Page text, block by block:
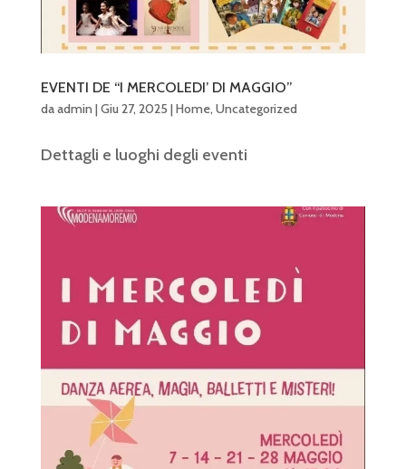
EVENTI DE “I MERCOLEDI’ DI MAGGIO”
daadmin |Giu 27, 2025 |Home,Uncategorized
Dettagli e luoghi degli eventi